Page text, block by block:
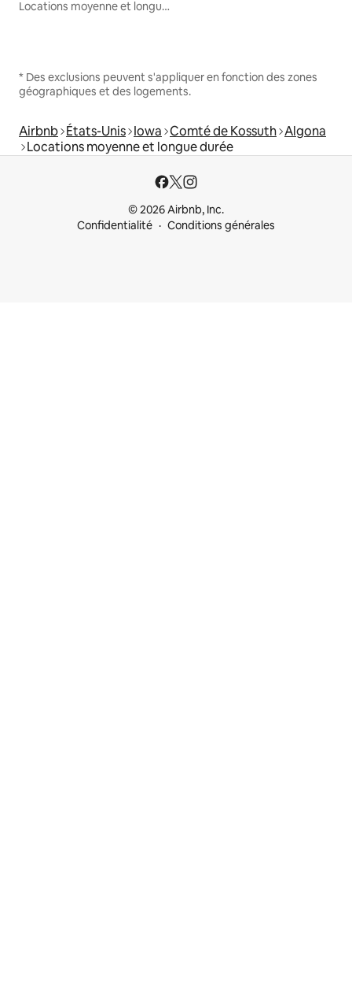
Locations moyenne et longue durée
* Des exclusions peuvent s'appliquer en fonction des zones
géographiques et des logements.
Airbnb États-Unis Iowa Comté de Kossuth Algona
Locations moyenne et longue durée
© 2026 Airbnb, Inc.
Confidentialité
Conditions générales